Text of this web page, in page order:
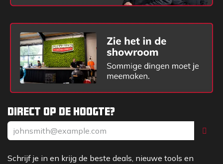
Direct op de hoogte?
Schrijf je in en krijg de beste deals, nieuwe tools en